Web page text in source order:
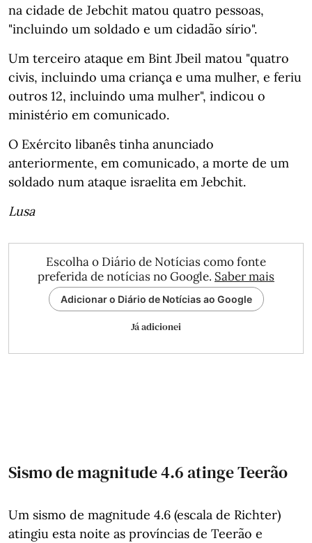
na cidade de Jebchit matou quatro pessoas,
"incluindo um soldado e um cidadão sírio".
Um terceiro ataque em Bint Jbeil matou "quatro
civis, incluindo uma criança e uma mulher, e feriu
outros 12, incluindo uma mulher", indicou o
ministério em comunicado.
O Exército libanês tinha anunciado
anteriormente, em comunicado, a morte de um
soldado num ataque israelita em Jebchit.
Lusa
Escolha o Diário de Notícias como fonte
preferida de notícias no Google. Saber mais
Adicionar o Diário de Notícias ao Google
Já adicionei
Sismo de magnitude 4.6 atinge Teerão
Um sismo de magnitude 4.6 (escala de Richter)
atingiu esta noite as províncias de Teerão e